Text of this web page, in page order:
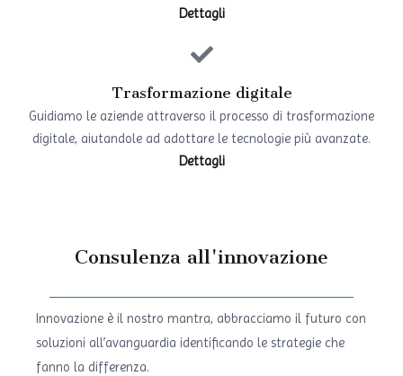
Dettagli
Trasformazione digitale
Guidiamo le aziende attraverso il processo di trasformazione
digitale, aiutandole ad adottare le tecnologie più avanzate.
Dettagli
Consulenza all'innovazione
Innovazione è il nostro mantra, abbracciamo il futuro con
soluzioni all’avanguardia identificando le strategie che
fanno la differenza.